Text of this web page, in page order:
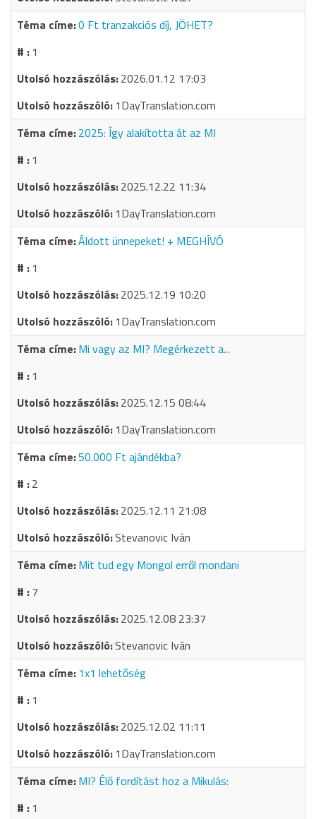
0 Ft tranzakciós díj, JÖHET?
1
2026.01.12 17:03
1DayTranslation.com
2025: Így alakította át az MI
1
2025.12.22 11:34
1DayTranslation.com
Áldott ünnepeket! + MEGHÍVÓ
1
2025.12.19 10:20
1DayTranslation.com
Mi vagy az MI? Megérkezett a...
1
2025.12.15 08:44
1DayTranslation.com
50.000 Ft ajándékba?
2
2025.12.11 21:08
Stevanovic Iván
Mit tud egy Mongol erről mondani
7
2025.12.08 23:37
Stevanovic Iván
1x1 lehetőség
1
2025.12.02 11:11
1DayTranslation.com
MI? Élő fordítást hoz a Mikulás:
1